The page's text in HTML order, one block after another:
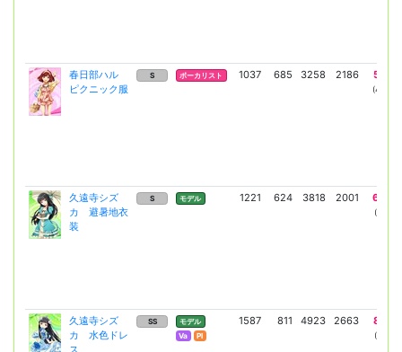
春日部ハル
ピクニック服
S ボーカリスト 1037 685 3258 2186 5545
(4048)
久遠寺シズ
カ 避暑地衣
装
S モデル 1221 624 3818 2001 6504
(4748)
久遠寺シズ
カ 水色ドレ
SS
モデル
Va
Pl
1587 811 4923 2663 8602
(6279)